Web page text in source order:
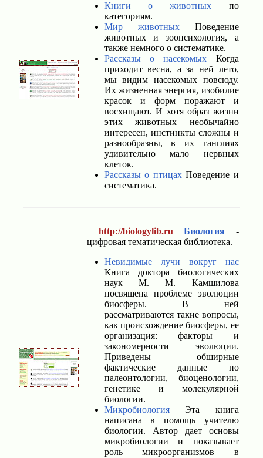
Книги о животных по
категориям.
Мир животныхПоведение
животных и зоопсихология, а
также немного о систематике.
Рассказы о насекомых Когда
приходит весна, а за ней лето,
мы видим насекомых повсюду.
Их жизненная энергия, изобилие
красок и форм поражают и
восхищают. И хотя образ жизни
этих животных необычайно
интересен, инстинкты сложны и
разнообразны, в их ганглиях
удивительно мало нервных
клеток.
Рассказы о птицахПоведение и
систематика.
http://biologylib.ru Биология -
цифровая тематическая библиотека.
Невидимые лучи вокруг нас
Книга доктора биологических
наук М. М. Камшилова
посвящена проблеме эволюции
биосферы. В ней
рассматриваются такие вопросы,
как происхождение биосферы, ее
организация: факторы и
закономерности эволюции.
Приведены обширные
фактические данные по
палеонтологии, биоценологии,
генетике и молекулярной
биологии.
МикробиологияЭта книга
написана в помощь учителю
биологии. Автор дает основы
микробиологии и показывает
роль микроорганизмов в